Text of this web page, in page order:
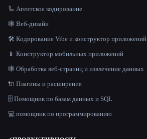
🦾 Агентское кодирование
🕸 Веб-дизайн
🛠️ Кодирование Vibe и конструктор приложений
📱 Конструктор мобильных приложений
🕸️ Обработка веб-страниц и извлечение данных
🔌 Плагины и расширения
🗄️ Помощник по базам данных и SQL
💻 помощник по программированию